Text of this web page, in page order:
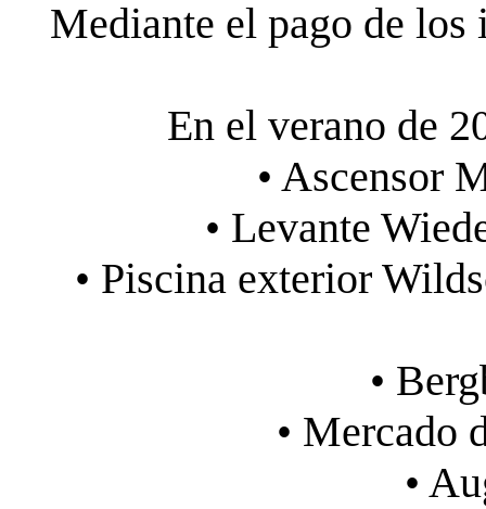
Mediante el pago de los
En el verano de
• Ascensor
• Levante
• Piscina exterior
•
• Mercado
•